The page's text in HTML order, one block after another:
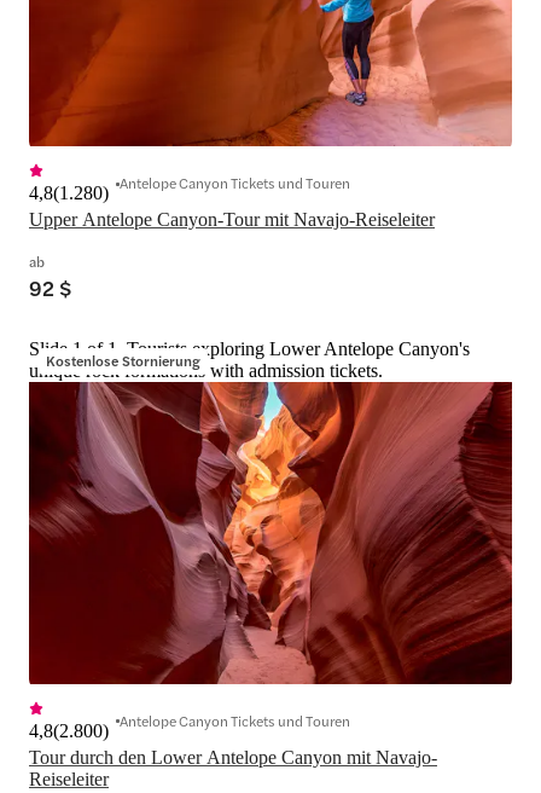
Upper Antelope Canyon-Tour mit Navajo-Reiseleiter
4,8(1.280) Antelope Canyon Tickets und Touren
ab
92 $
Kostenlose Stornierung
Slide 1 of 1, Tourists exploring Lower Antelope Canyon's
unique rock formations with admission tickets.
Tour durch den Lower Antelope Canyon mit Navajo-
Reiseleiter
4,8(2.800) Antelope Canyon Tickets und Touren